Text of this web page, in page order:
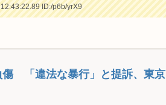
ID:/p6b/yrX9
傷 「違法な暴行」と提訴、東京